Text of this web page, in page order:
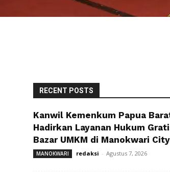
RECENT POSTS
Kanwil Kemenkum Papua
Hadirkan Layanan Hukum
Bazar UMKM di Manokwari
MANOKWARI redaksi - Agustus 7, 2026